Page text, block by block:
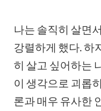
나는 솔직히 살면
강렬하게 했다. 하
히 살고 싶어하는
이 생각으로 괴롭
론과 매우 유사한